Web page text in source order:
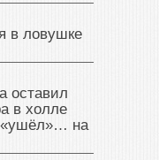
в ловушке
оставил
в холле
«ушёл»… на